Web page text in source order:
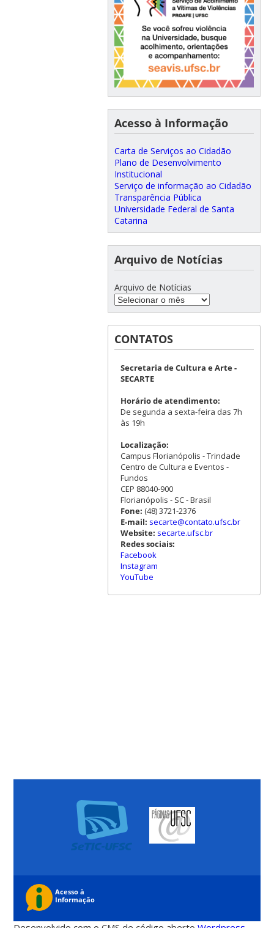
Acesso à Informação
Carta de Serviços ao Cidadão
Plano de Desenvolvimento
Institucional
Serviço de informação ao Cidadão
Transparência Pública
Universidade Federal de Santa
Catarina
Arquivo de Notícias
Arquivo de Notícias
CONTATOS
Secretaria de Cultura e Arte -
SECARTE
Horário de atendimento:
De segunda a sexta-feira das 7h
às 19h
Localização:
Campus Florianópolis - Trindade
Centro de Cultura e Eventos -
Fundos
CEP 88040-900
Florianópolis - SC - Brasil
Fone: (48) 3721-2376
E-mail: secarte@contato.ufsc.br
Website: secarte.ufsc.br
Redes sociais:
Facebook
Instagram
YouTube